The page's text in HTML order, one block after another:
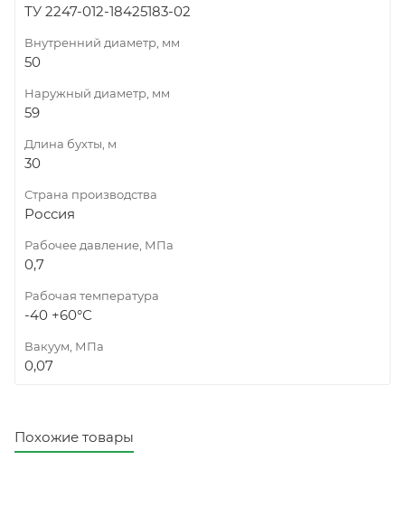
ТУ 2247-012-18425183-02
Внутренний диаметр, мм
50
Наружный диаметр, мм
59
Длина бухты, м
30
Страна производства
Россия
Рабочее давление, МПа
0,7
Рабочая температура
-40 +60°С
Вакуум, МПа
0,07
Похожие товары